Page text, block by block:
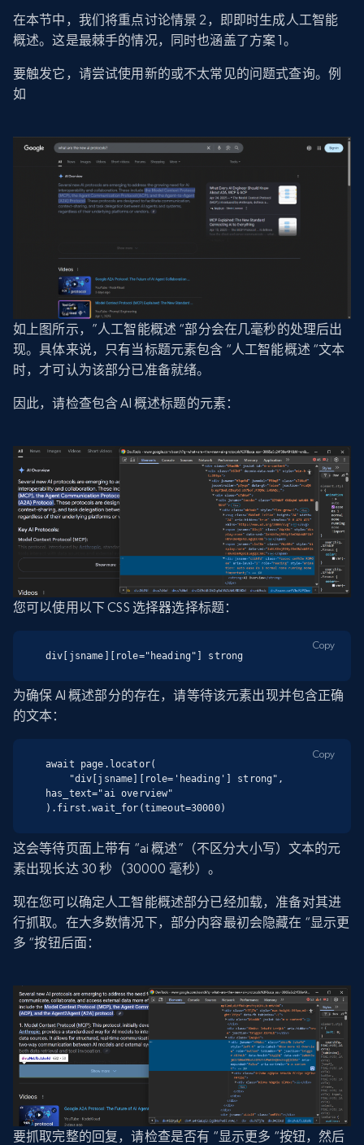
在本节中，我们将重点讨论情景 2，即即时生成人工智能
概述。这是最棘手的情况，同时也涵盖了方案 1。
要触发它，请尝试使用新的或不太常见的问题式查询。例
如
如上图所示，”人工智能概述 “部分会在几毫秒的处理后出
现。具体来说，只有当标题元素包含 “人工智能概述 “文本
时，才可认为该部分已准备就绪。
因此，请检查包含 AI 概述标题的元素：
您可以使用以下 CSS 选择器选择标题：
div[jsname][role="heading"] strong
Copy
为确保 AI 概述部分的存在，请等待该元素出现并包含正确
的文本：
await page.locator(
has_text="ai overview"
).first.wait_for(timeout=30000)
Copy
这会等待页面上带有 “ai 概述”（不区分大小写）文本的元
素出现长达 30 秒（30000 毫秒）。
现在您可以确定人工智能概述部分已经加载，准备对其进
行抓取。在大多数情况下，部分内容最初会隐藏在 “显示更
多 “按钮后面：
要抓取完整的回复，请检查是否有 “显示更多 “按钮，然后